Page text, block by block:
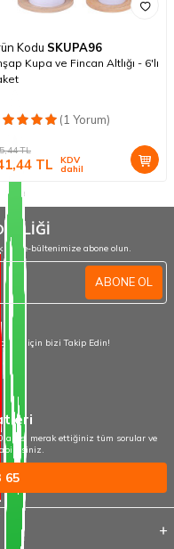
Kodu SKUPA96
Kupa ve Fincan Altlığı - 6'lı
(1 Yorum)
TL
TL KDV
dahil
e-bültenimize abone olun.
ABONE OL
için bizi Takip Edin!
merak ettiğiniz tüm sorular ve
65